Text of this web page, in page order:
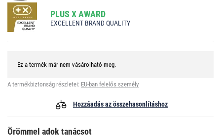
PLUS X AWARD
EXCELLENT BRAND QUALITY
Ez a termék már nem vásárolható meg.
A termékbiztonság részletei: EU-ban felelős személy
Hozzáadás az összehasonlításhoz
Örömmel adok tanácsot